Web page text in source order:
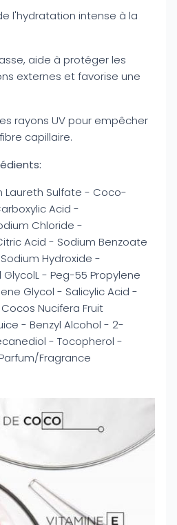
l'hydratation intense à la
aide à protéger les
externes et favorise une
rayons UV pour empêcher
capillaire.
Laureth Sulfate - Coco-
Acid -
Chloride -
Acid - Sodium Benzoate
Hydroxide -
- Peg-55 Propylene
Glycol - Salicylic Acid -
Nucifera Fruit
- Benzyl Alcohol - 2-
- Tocopherol -
Fragrance